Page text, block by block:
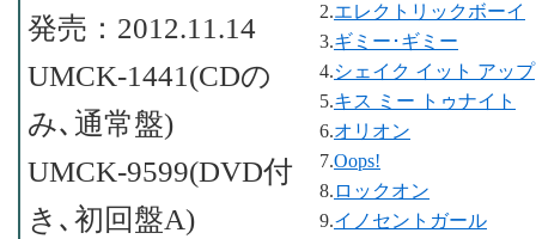
2.エレクトリックボーイ
3.ギミー･ギミー
4.シェイク イット アップ
5.キス ミー トゥナイト
6.オリオン
7.Oops!
8. ロックオン
9.イノセントガール
発売：2012.11.14
UMCK-1441(CDの
み､通常盤)
UMCK-9599(DVD付
き､初回盤A)